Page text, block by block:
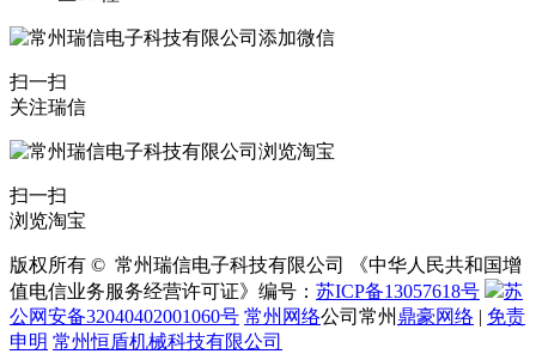
扫一扫
关注瑞信
扫一扫
浏览淘宝
版权所有 © 常州瑞信电子科技有限公司 《中华人民共和国增
值电信业务服务经营许可证》编号： 苏ICP备13057618号
苏
公网安备32040402001060号 常州网络公司常州 鼎豪网络 | 免责
申明 常州恒盾机械科技有限公司